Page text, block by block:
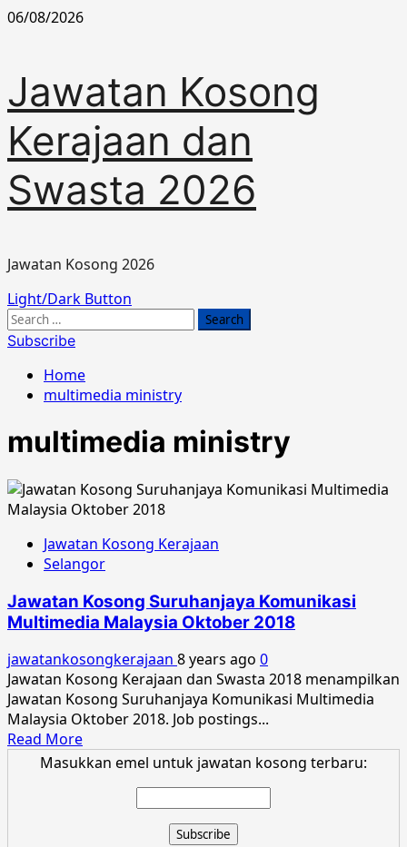
Skip
06/08/2026
Jawatan Kosong
Kerajaan dan
Swasta 2026
Jawatan Kosong 2026
Primary
Menu
Light/Dark Button
Search
for:
Subscribe
Home
multimedia ministry
multimedia ministry
Jawatan Kosong Kerajaan
Selangor
Jawatan Kosong Suruhanjaya Komunikasi
Multimedia Malaysia Oktober 2018
jawatankosongkerajaan 8 years ago 0
Jawatan Kosong Kerajaan dan Swasta 2018 menampilkan
Jawatan Kosong Suruhanjaya Komunikasi Multimedia
Malaysia Oktober 2018. Job postings...
Read MoreRead
more
Masukkan emel untuk jawatan kosong terbaru: